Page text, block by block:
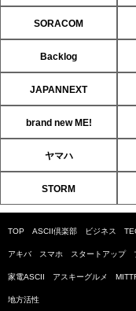
SORACOM
Backlog
JAPANNEXT
brand new ME!
ヤマハ
STORM
TOP ASCII倶楽部 ビジネス
アキバ スマホ スタートアップ
家電ASCII アスキーグルメ
地方活性